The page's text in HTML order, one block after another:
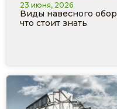
23 июня, 2026
Виды навесного
что стоит знать